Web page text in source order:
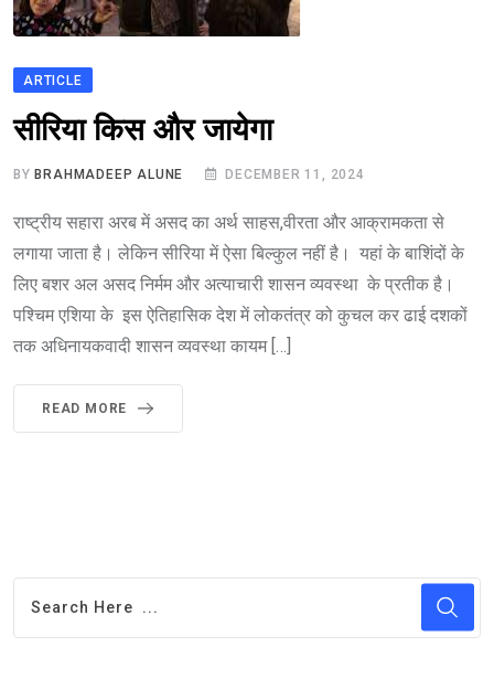
ARTICLE
सीरिया किस और जायेगा
BYBRAHMADEEP ALUNE DECEMBER 11, 2024
राष्ट्रीय सहारा अरब में असद का अर्थ साहस,वीरता और आक्रामकता से
लगाया जाता है। लेकिन सीरिया में ऐसा बिल्कुल नहीं है। यहां के बाशिंदों के
लिए बशर अल असद निर्मम और अत्याचारी शासन व्यवस्था के प्रतीक है।
पश्चिम एशिया के इस ऐतिहासिक देश में लोकतंत्र को कुचल कर ढाई दशकों
तक अधिनायकवादी शासन व्यवस्था कायम […]
READ MORE